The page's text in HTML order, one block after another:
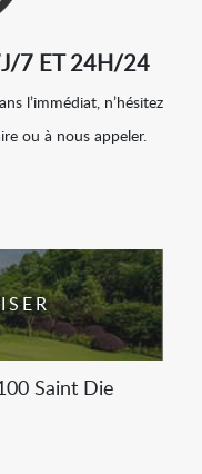
7 ET 24H/24
l’immédiat, n’hésitez
ou à nous appeler.
Saint Die